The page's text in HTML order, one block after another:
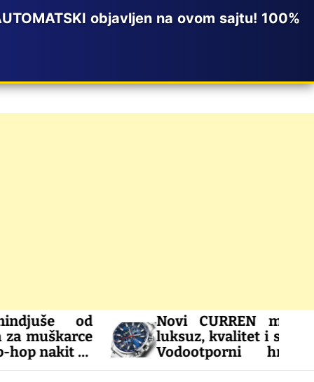
objavljen na ovom sajtu! 100%
Novi CURREN muški satovi:
luksuz, kvalitet i stil u jednom.
Vodootporni hronograf s
datumom – savršen izbor za